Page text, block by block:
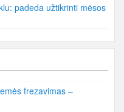
padeda užtikrinti mėsos
frezavimas –